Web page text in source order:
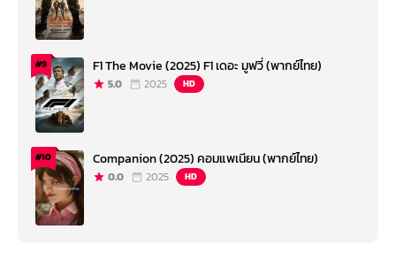
#9 F1 The Movie (2025) F1 เดอะ มูฟวี่ (พากย์ไทย)
5.0 2025 HD
#10 Companion (2025) คอมแพเนียน (พากย์ไทย)
0.0 2025 HD